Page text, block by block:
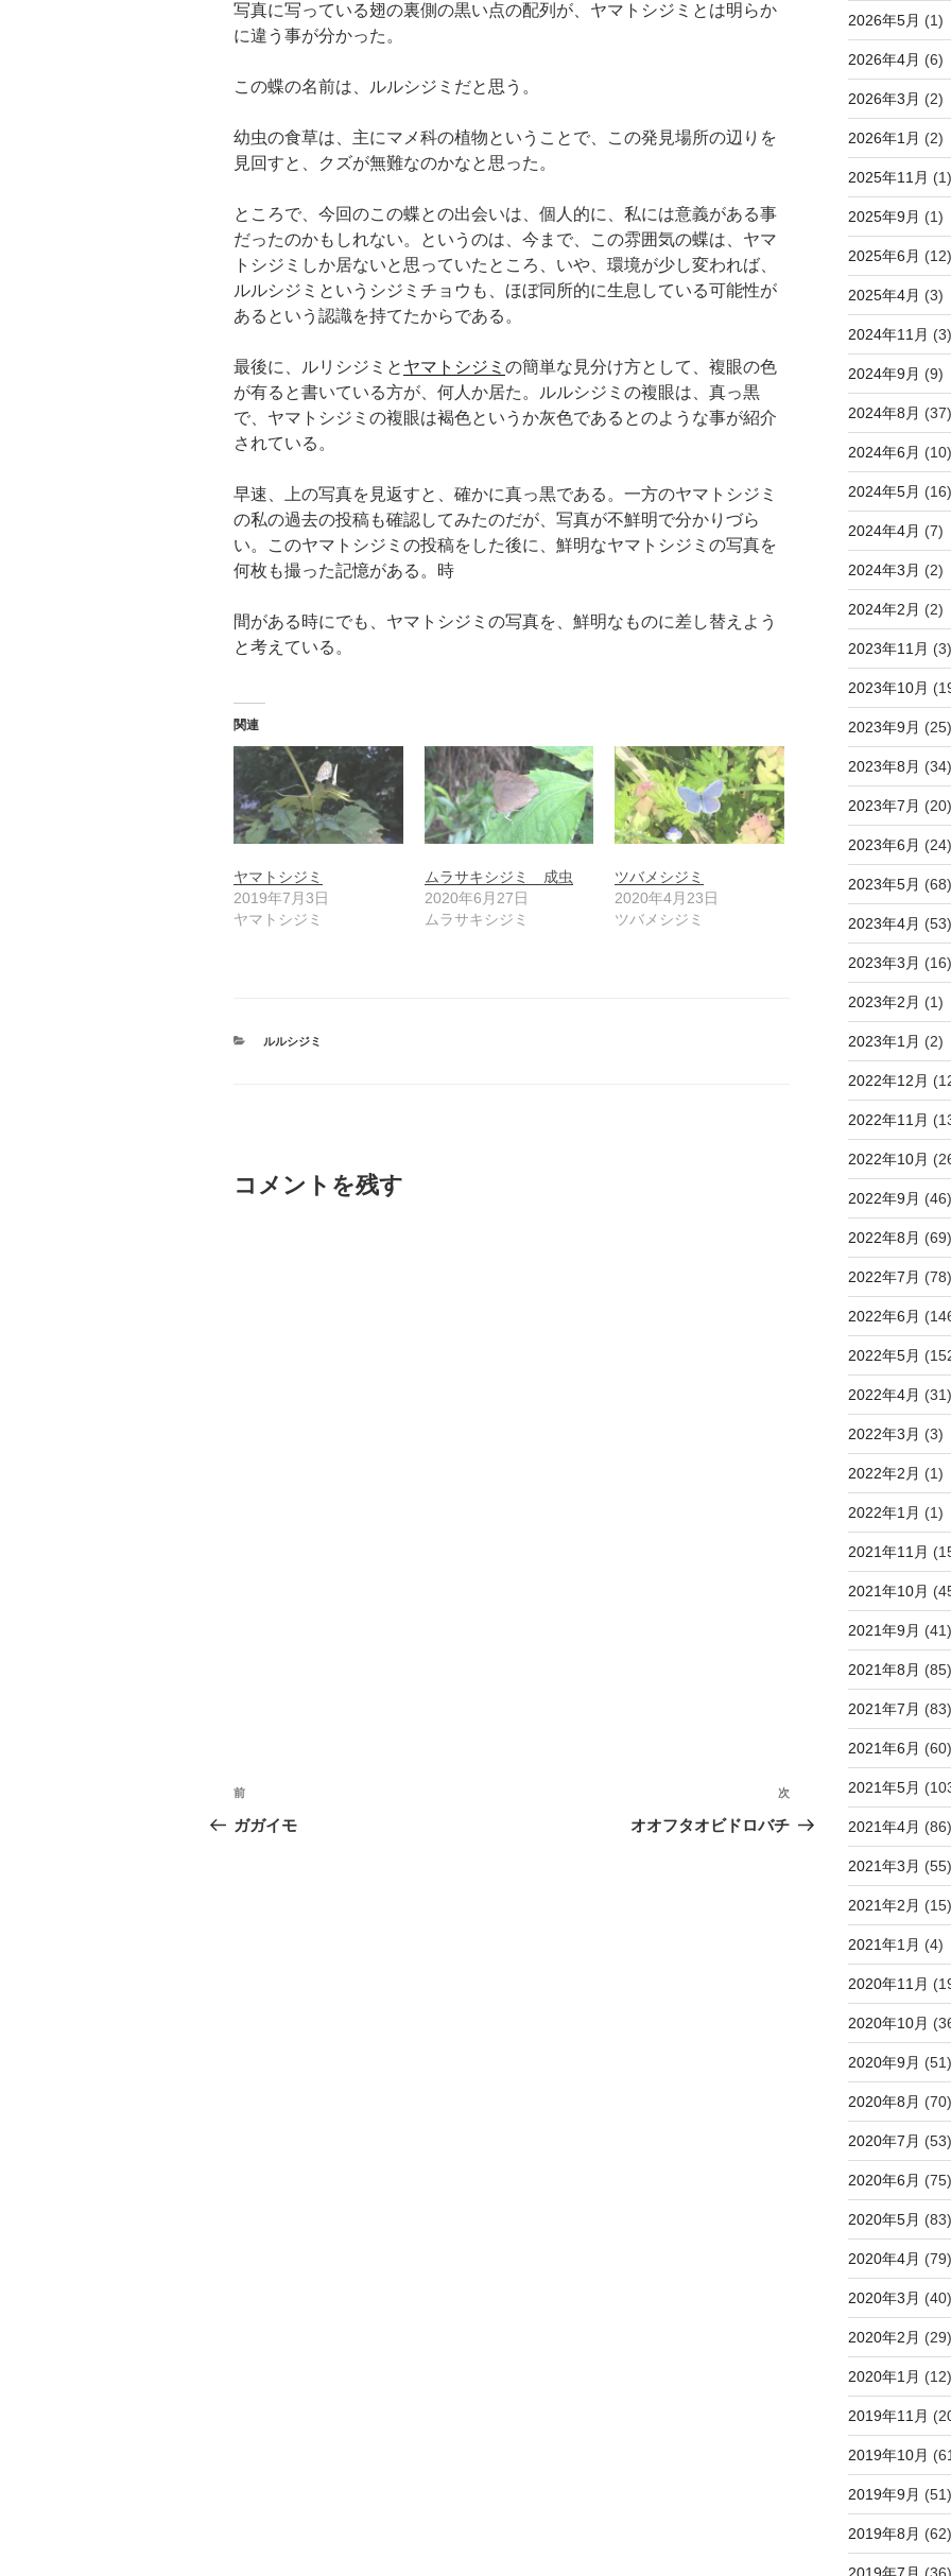
写真に写っている翅の裏側の黒い点の配列が、ヤマトシジミとは明らか
に違う事が分かった。
この蝶の名前は、ルルシジミだと思う。
幼虫の食草は、主にマメ科の植物ということで、この発見場所の辺りを
見回すと、クズが無難なのかなと思った。
ところで、今回のこの蝶との出会いは、個人的に、私には意義がある事
だったのかもしれない。というのは、今まで、この雰囲気の蝶は、ヤマ
トシジミしか居ないと思っていたところ、いや、環境が少し変われば、
ルルシジミというシジミチョウも、ほぼ同所的に生息している可能性が
あるという認識を持てたからである。
最後に、ルリシジミと ヤマトシジミ の簡単な見分け方として、複眼の色
が有ると書いている方が、何人か居た。ルルシジミの複眼は、真っ黒
で、ヤマトシジミの複眼は褐色というか灰色であるとのような事が紹介
されている。
早速、上の写真を見返すと、確かに真っ黒である。一方のヤマトシジミ
の私の過去の投稿も確認してみたのだが、写真が不鮮明で分かりづら
い。このヤマトシジミの投稿をした後に、鮮明なヤマトシジミの写真を
何枚も撮った記憶がある。時
間がある時にでも、ヤマトシジミの写真を、鮮明なものに差し替えよう
と考えている。
関連
ヤマトシジミ
2019年7月3日
ヤマトシジミ
ムラサキシジミ 成虫
2020年6月27日
ムラサキシジミ
ツバメシジミ
2020年4月23日
ツバメシジミ
カ
ルルシジミ
コメントを残す
投
稿
前
の
前
ガガイモ
次
の
次
オオフタオビドロバチ
2026年5月 (1)
2026年4月 (6)
2026年3月 (2)
2026年1月 (2)
2025年11月 (1)
2025年9月 (1)
2025年6月 (12)
2025年4月 (3)
2024年11月 (3)
2024年9月 (9)
2024年8月 (37)
2024年6月 (10)
2024年5月 (16)
2024年4月 (7)
2024年3月 (2)
2024年2月 (2)
2023年11月 (3)
2023年10月
2023年9月 (25)
2023年8月 (34)
2023年7月 (20)
2023年6月 (24)
2023年5月 (68)
2023年4月 (53)
2023年3月 (16)
2023年2月 (1)
2023年1月 (2)
2022年12月
2022年11月
2022年10月
2022年9月 (46)
2022年8月 (69)
2022年7月 (78)
2022年6月
2022年5月
2022年4月 (31)
2022年3月 (3)
2022年2月 (1)
2022年1月 (1)
2021年11月
2021年10月
2021年9月 (41)
2021年8月 (85)
2021年7月 (83)
2021年6月 (60)
2021年5月
2021年4月 (86)
2021年3月 (55)
2021年2月 (15)
2021年1月 (4)
2020年11月
2020年10月
2020年9月 (51)
2020年8月 (70)
2020年7月 (53)
2020年6月 (75)
2020年5月 (83)
2020年4月 (79)
2020年3月 (40)
2020年2月 (29)
2020年1月 (12)
2019年11月
2019年10月
2019年9月 (51)
2019年8月 (62)